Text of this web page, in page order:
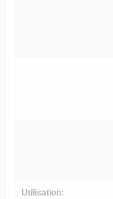
Utilisation: